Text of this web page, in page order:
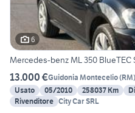
6
Mercedes-benz ML 350 BlueTEC
13.000 €Guidonia Montecelio(RM)
Usato
05/2010 258037 Km
Rivenditore City Car SRL